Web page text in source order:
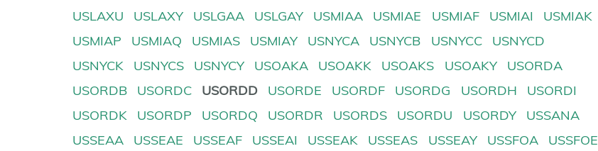
USLAXU
USLAXY USLGAA USLGAY USMIAA USMIAE USMIAF USMIAI
USMIAK
USMIAP
USMIAQ USMIAS USMIAY USNYCA USNYCB USNYCC
USNYCD
USNYCK
USNYCS USNYCY USOAKA USOAKK USOAKS USOAKY
USORDA
USORDB
USORDC USORDD USORDE USORDF USORDG USORDH
USORDI
USORDK
USORDP USORDQ USORDR USORDS USORDU USORDY
USSANA
USSEAA
USSEAE USSEAF USSEAI USSEAK USSEAS USSEAY USSFOA
USSFOE